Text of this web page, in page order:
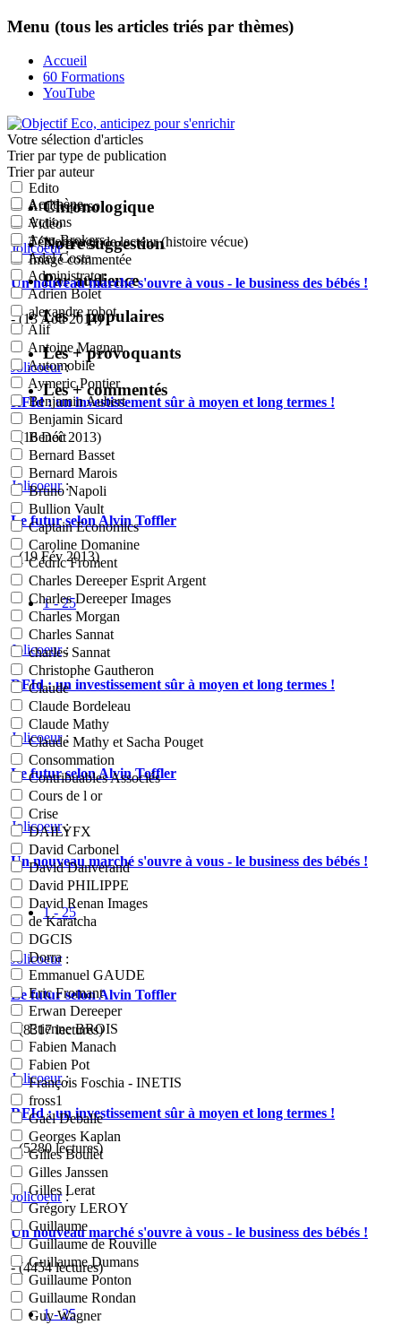
Menu (tous les articles triés par thèmes)
Accueil
60 Formations
YouTube
Votre sélection d'articles
Trier par type de publication
Edito
Article perso
Vidéo
Témoignage de lecteur (histoire vécue)
Image commentée
Trier par auteur
Acrithène
Actions
Actu-Brokers
Adel Costa
Administrator
Adrien Bolet
alexandre robot
Alif
Antoine Magnan
Automobile
Aymeric Pontier
Benjamin Aubert
Benjamin Sicard
Benoît
Bernard Basset
Bernard Marois
Bruno Napoli
Bullion Vault
Captain Economics
Caroline Domanine
Cédric Froment
Charles Dereeper Esprit Argent
Charles Dereeper Images
Charles Morgan
Charles Sannat
charles Sannat
Christophe Gautheron
Claude
Claude Bordeleau
Claude Mathy
Claude Mathy et Sacha Pouget
Consommation
Contribuables Associés
Cours de l or
Crise
DAILYFX
David Carbonel
David Danverand
David PHILIPPE
David Renan Images
de Karatcha
DGCIS
Dorra
Emmanuel GAUDE
Eric Fromant
Erwan Dereeper
Etienne BROIS
Fabien Manach
Fabien Pot
François Foschia - INETIS
fross1
Gaël Deballe
Georges Kaplan
Gilles Boulet
Gilles Janssen
Gilles Lerat
Grégory LEROY
Guillaume
Guillaume de Rouville
Guillaume Dumans
Guillaume Ponton
Guillaume Rondan
Guy Wagner
Chronologique
Notre suggestion
Par audience
Les + populaires
Les + provoquants
Les + commentés
Jolicoeur:
Un nouveau marché s'ouvre à vous - le business des bébés !
- (13 Aoû 2014)
Jolicoeur:
RFId : un investissement sûr à moyen et long termes !
- (16 Déc 2013)
Jolicoeur:
Le futur selon Alvin Toffler
- (19 Fév 2013)
1 - 25
Jolicoeur:
RFId : un investissement sûr à moyen et long termes !
Jolicoeur:
Le futur selon Alvin Toffler
Jolicoeur:
Un nouveau marché s'ouvre à vous - le business des bébés !
1 - 25
Jolicoeur:
Le futur selon Alvin Toffler
- (8317 lectures)
Jolicoeur:
RFId : un investissement sûr à moyen et long termes !
- (5280 lectures)
Jolicoeur:
Un nouveau marché s'ouvre à vous - le business des bébés !
- (4454 lectures)
1 - 25